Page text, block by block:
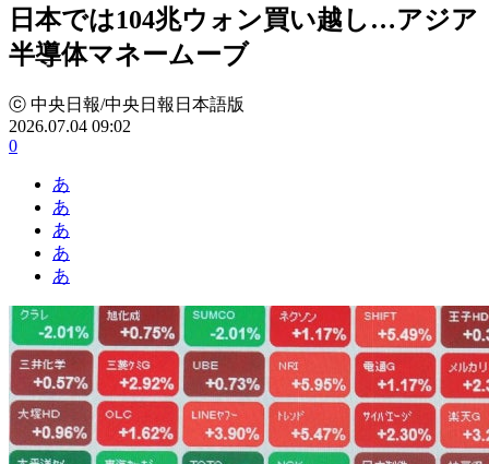
日本では104兆ウォン買い越し…アジア
半導体マネームーブ
ⓒ 中央日報/中央日報日本語版
2026.07.04 09:02
0
あ
あ
あ
あ
あ